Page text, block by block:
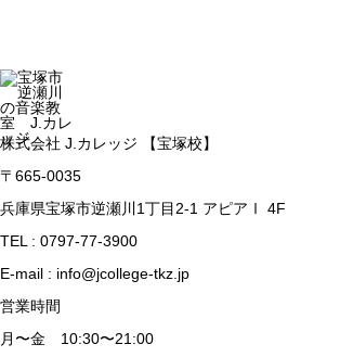
株式会社 J.カレッジ 【宝塚校】
〒665-0035
兵庫県宝塚市逆瀬川1丁目2-1 アピアⅠ 4F
TEL : 0797-77-3900
E-mail : info@jcollege-tkz.jp
営業時間
月〜金 10:30〜21:00